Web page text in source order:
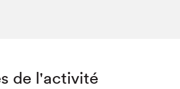
de l'activité